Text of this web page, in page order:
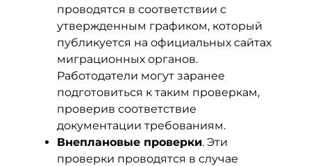
проводятся в соответствии с
утвержденным графиком, который
публикуется на официальных сайтах
миграционных органов.
Работодатели могут заранее
подготовиться к таким проверкам,
проверив соответствие
документации требованиям.
Внеплановые проверки. Эти
проверки проводятся в случае